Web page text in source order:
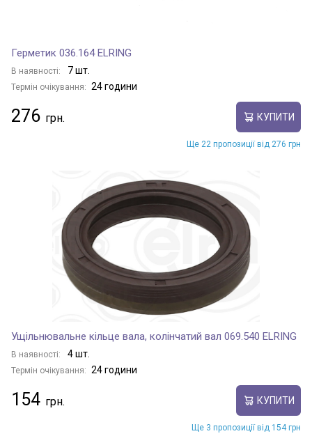
Герметик 036.164 ELRING
В наявності: 7 шт.
Термін очікування: 24 години
276 КУПИТИ
Ще 22 пропозиції від 276 грн
Ущільнювальне кільце вала, колінчатий вал 069.540 ELRING
В наявності: 4 шт.
Термін очікування: 24 години
154 КУПИТИ
Ще 3 пропозиції від 154 грн